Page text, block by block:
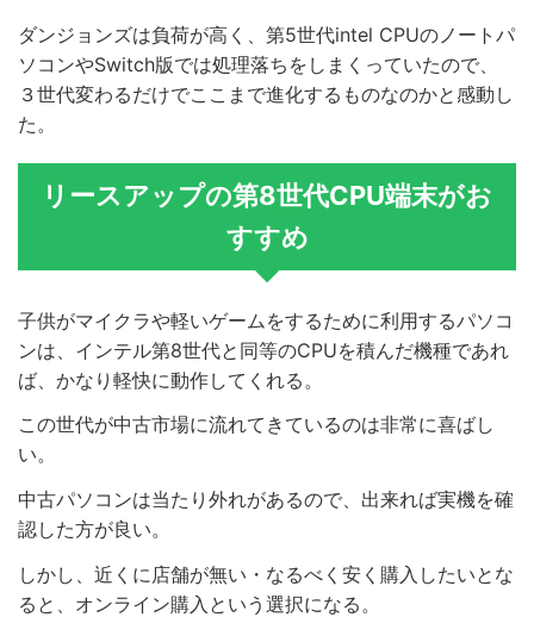
ダンジョンズは負荷が高く、第5世代intel CPUのノートパ
ソコンやSwitch版では処理落ちをしまくっていたので、
３世代変わるだけでここまで進化するものなのかと感動し
た。
リースアップの第8世代CPU端末がお
すすめ
子供がマイクラや軽いゲームをするために利用するパソコ
ンは、インテル第8世代と同等のCPUを積んだ機種であれ
ば、かなり軽快に動作してくれる。
この世代が中古市場に流れてきているのは非常に喜ばし
い。
中古パソコンは当たり外れがあるので、出来れば実機を確
認した方が良い。
しかし、近くに店舗が無い・なるべく安く購入したいとな
ると、オンライン購入という選択になる。